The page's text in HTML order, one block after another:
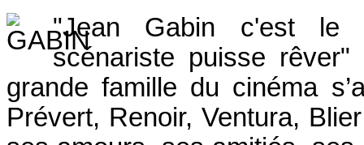
"Jean Gabin c'est le
scénariste puisse
grande famille du cinéma
Prévert, Renoir, Ventura,